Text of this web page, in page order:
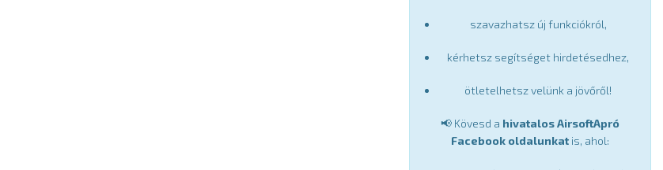
szavazhatsz új funkciókról,
kérhetsz segítséget hirdetésedhez,
ötletelhetsz velünk a jövőről!
📢 Kövesd a hivatalos AirsoftApró
Facebook oldalunkat is, ahol: